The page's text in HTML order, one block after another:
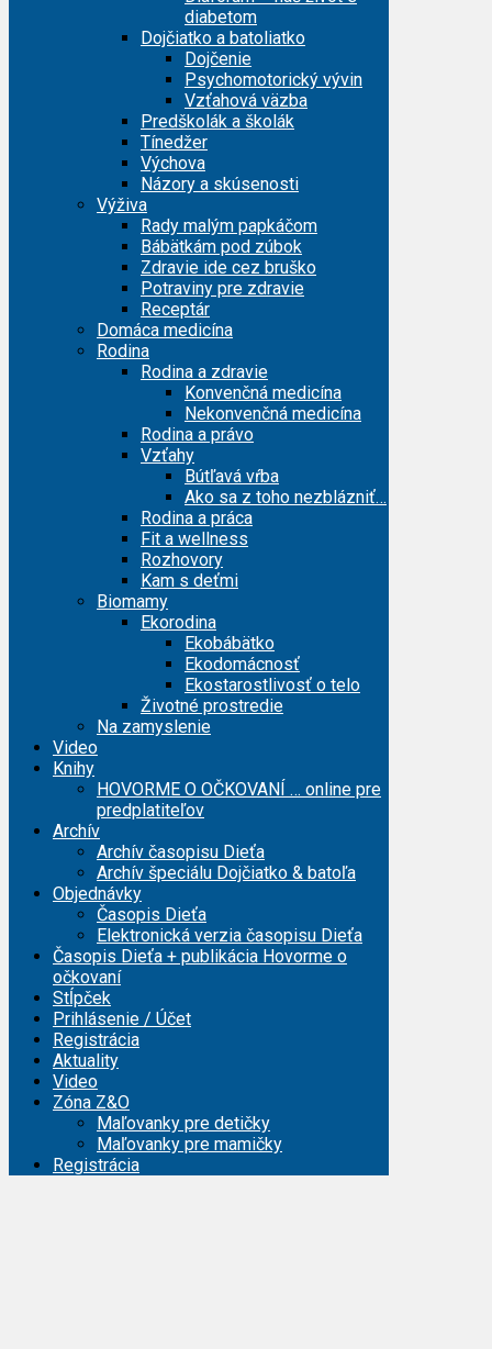
diabetom
Dojčiatko a batoliatko
Dojčenie
Psychomotorický vývin
Vzťahová väzba
Predškolák a školák
Tínedžer
Výchova
Názory a skúsenosti
Výživa
Rady malým papkáčom
Bábätkám pod zúbok
Zdravie ide cez bruško
Potraviny pre zdravie
Receptár
Domáca medicína
Rodina
Rodina a zdravie
Konvenčná medicína
Nekonvenčná medicína
Rodina a právo
Vzťahy
Bútľavá vŕba
Ako sa z toho nezblázniť…
Rodina a práca
Fit a wellness
Rozhovory
Kam s deťmi
Biomamy
Ekorodina
Ekobábätko
Ekodomácnosť
Ekostarostlivosť o telo
Životné prostredie
Na zamyslenie
Video
Knihy
HOVORME O OČKOVANÍ … online pre
predplatiteľov
Archív
Archív časopisu Dieťa
Archív špeciálu Dojčiatko & batoľa
Objednávky
Časopis Dieťa
Elektronická verzia časopisu Dieťa
Časopis Dieťa + publikácia Hovorme o
očkovaní
Stĺpček
Prihlásenie / Účet
Registrácia
Aktuality
Video
Zóna Z&O
Maľovanky pre detičky
Maľovanky pre mamičky
Registrácia